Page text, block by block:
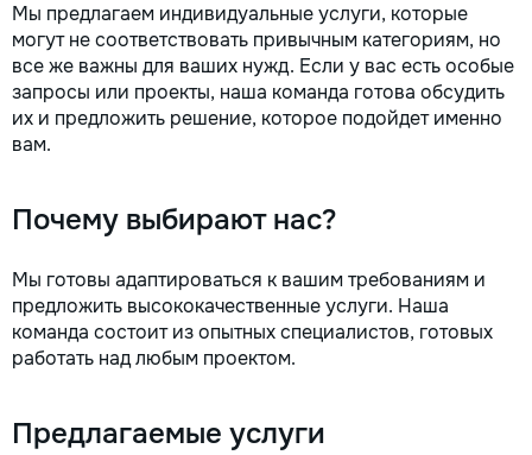
Мы предлагаем индивидуальные услуги, которые
могут не соответствовать привычным категориям, но
все же важны для ваших нужд. Если у вас есть особые
запросы или проекты, наша команда готова обсудить
их и предложить решение, которое подойдет именно
вам.
Почему выбирают нас?
Мы готовы адаптироваться к вашим требованиям и
предложить высококачественные услуги. Наша
команда состоит из опытных специалистов, готовых
работать над любым проектом.
Предлагаемые услуги